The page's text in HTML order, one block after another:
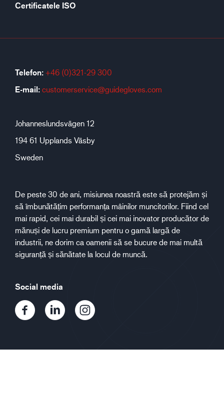
Certificatele ISO
Telefon: +46 (0)321-29 300
E-mail: customerservice@guidegloves.com
Johanneslundsvägen 12
194 61 Upplands Väsby
Sweden
De peste 30 de ani, misiunea noastră este să protejăm și
să îmbunătățim performanța mâinilor muncitorilor. Fiind cel
mai rapid, cei mai durabil și cei mai inovator producător de
mănuși de lucru premium pentru o gamă largă de
industrii, ne dorim ca oamenii să se bucure de mai multă
siguranță și sănătate la locul de muncă.
Social media